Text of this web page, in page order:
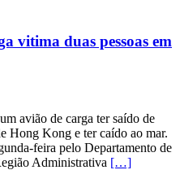
vitima duas pessoas em
avião de carga ter saído de
Hong Kong e ter caído ao mar.
feira pelo Departamento de
Administrativa […]